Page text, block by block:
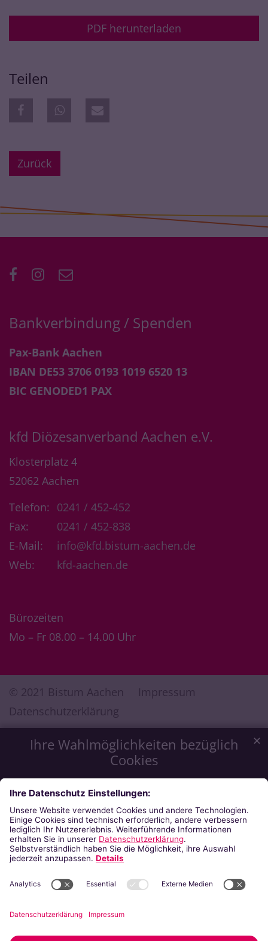
Ihre Wahlmöglichkeiten bezüglich
Cookies
Wir möchten Ihnen ein optimales Webseiten-Erlebnis zu
bieten. Dazu verwenden wir Cookies, die für das
Funktionieren unserer Website notwendig sind. Mit Ihrer
Zustimmung verwenden wir auch Cookies, die zur Anzeige
externer Inhalte oder zu anonymen Statistikzwecken genutzt
werden. Sie können selbst entscheiden, welche Kategorien
Sie zulassen möchten. Bitte beachten Sie, dass auf Basis Ihrer
Einstellungen womöglich nicht mehr alle Funktionalitäten der
in unsererDatenschutzerklärung .
✕
Datenschutzerklärung
PDF herunterladen
Teilen
Zurück
Bankverbindung / Spenden
Pax-Bank Aachen
IBAN DE53 3706 0193 1019 6520 13
BIC GENODED1 PAX
kfd Diözesanverband Aachen e.V.
Klosterplatz 4
52062 Aachen
Telefon: 0241 / 452-452
Fax:
0241 / 452-838
E-Mail:
info@kfd.bistum-aachen.de
Web:
kfd-aachen.de
Bürozeiten
Mo – Fr 08.00 – 14.00 Uhr
© 2021 Bistum Aachen
Impressum
Datenschutzerklärung